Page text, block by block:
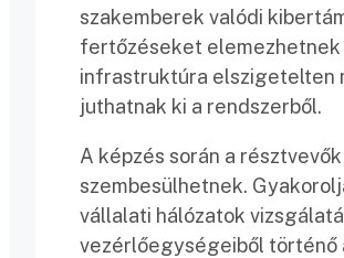
szakemberek valódi
fertőzéseket
infrastruktúra elszigetelten
juthatnak ki a rendszerből.
A képzés során a
szembesülhetnek.
vállalati hálózatok
vezérlőegységeiből történő